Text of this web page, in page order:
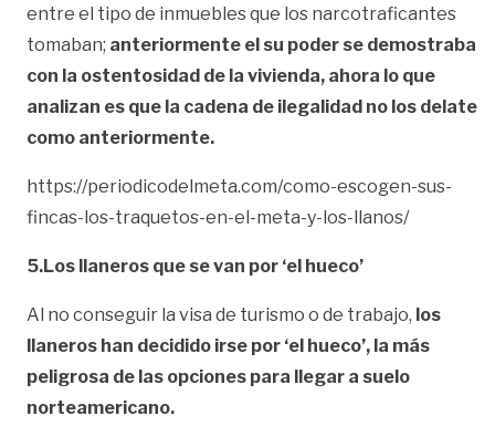
entre el tipo de inmuebles que los narcotraficantes
tomaban; anteriormente el su poder se demostraba
con la ostentosidad de la vivienda, ahora lo que
analizan es que la cadena de ilegalidad no los delate
como anteriormente.
https://periodicodelmeta.com/como-escogen-sus-
fincas-los-traquetos-en-el-meta-y-los-llanos/
5.Los llaneros que se van por ‘el hueco’
Al no conseguir la visa de turismo o de trabajo, los
llaneros han decidido irse por ‘el hueco’, la más
peligrosa de las opciones para llegar a suelo
norteamericano.